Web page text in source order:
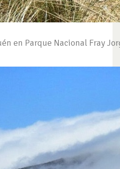
en Parque Nacional Fray